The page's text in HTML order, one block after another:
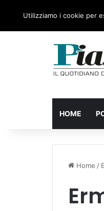
HOME
Home /
Utilizziamo i cookie per